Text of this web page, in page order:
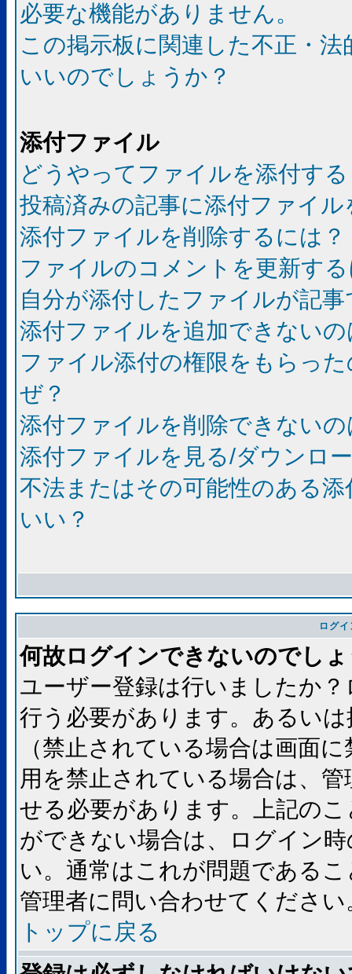
必要な機能がありません。
この掲示板に関連した不正・
いいのでしょうか？
添付ファイル
どうやってファイルを添付す
投稿済みの記事に添付ファイ
添付ファイルを削除するには？
ファイルのコメントを更新す
自分が添付したファイルが記
添付ファイルを追加できない
ファイル添付の権限をもらっ
ぜ？
添付ファイルを削除できない
添付ファイルを見る/ダウンロ
不法またはその可能性のある
いい？
ログ
何故ログインできないのでし
ユーザー登録は行いましたか
行う必要があります。あるい
（禁止されている場合は画面
用を禁止されている場合は、
せる必要があります。上記の
ができない場合は、ログイン
い。通常はこれが問題である
管理者に問い合わせてください
トップに戻る